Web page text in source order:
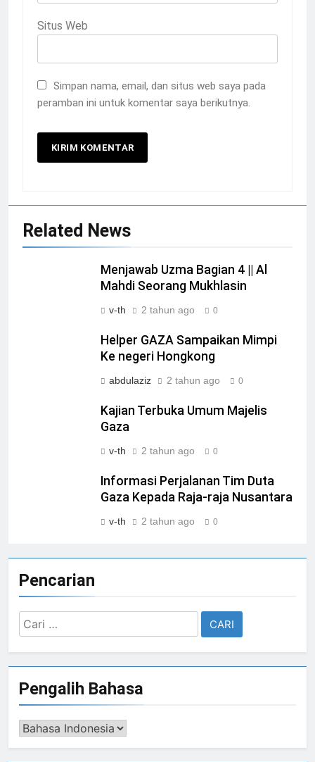
Situs Web
Simpan nama, email, dan situs web saya pada
peramban ini untuk komentar saya berikutnya.
Related News
Menjawab Uzma Bagian 4 || Al
Mahdi Seorang Mukhlasin
v-th 2 tahun ago 0
Helper GAZA Sampaikan Mimpi
Ke negeri Hongkong
abdulaziz 2 tahun ago 0
Kajian Terbuka Umum Majelis
Gaza
v-th 2 tahun ago 0
Informasi Perjalanan Tim Duta
Gaza Kepada Raja-raja Nusantara
v-th 2 tahun ago 0
Pencarian
Cari
untuk:
Pengalih Bahasa
Pengalih